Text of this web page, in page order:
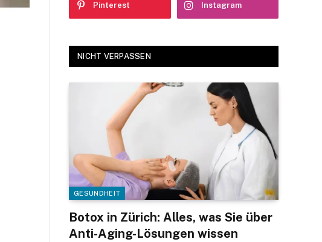
Pinterest Instagram
NICHT VERPASSEN
GESUNDHEIT
Botox in Zürich: Alles, was Sie über
Anti-Aging-Lösungen wissen